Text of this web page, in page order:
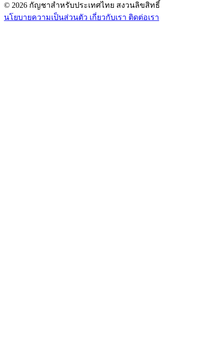
© 2026 กัญชาสำหรับประเทศไทย สงวนลิขสิทธิ์
นโยบายความเป็นส่วนตัว เกี่ยวกับเรา ติดต่อเรา